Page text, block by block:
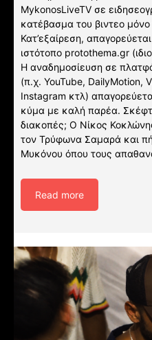
MykonosLiveTV σε
κατέβασμα του βιντεο
Κατ’εξαίρεση,
ιστότοπο protothema.gr
Η αναδημοσίευση σε
(π.χ. YouTube, DailyMotion,
Instagram κτλ)
κύμα με καλή παρέα.
διακοπές; Ο Νίκος
τον Τρύφωνα Σαμαρά και
Μυκόνου όπου τους
Read more